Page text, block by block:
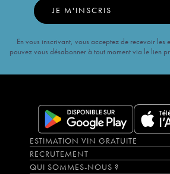
JE M'INSCRIS
En vous inscrivant, vous acceptez de recevoir
pouvez vous désabonner à tout moment via le lien
ESTIMATION VIN GRATUITE
RECRUTEMENT
QUI SOMMES-NOUS ?